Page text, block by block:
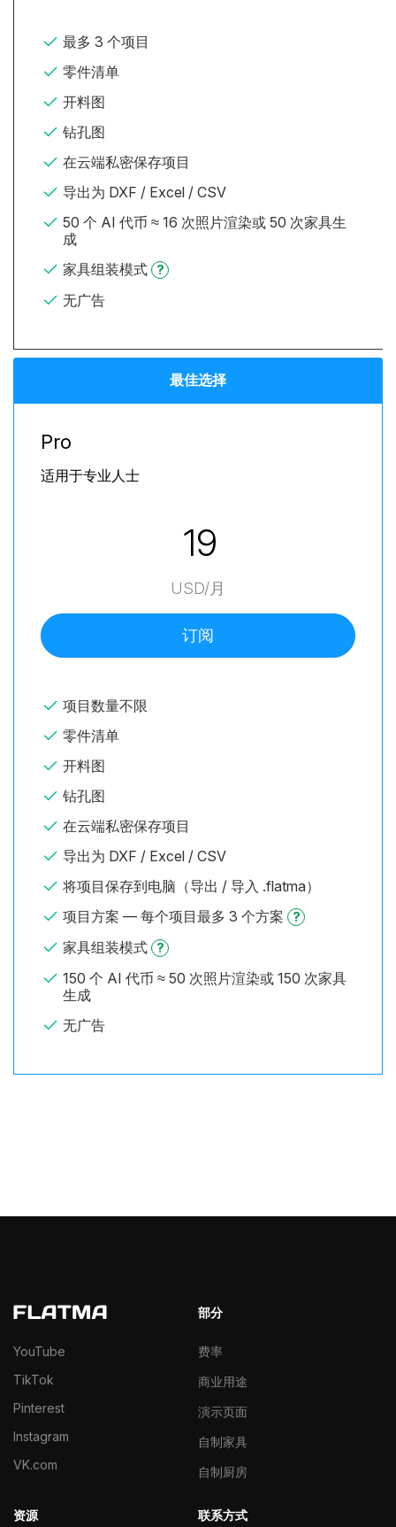
最多 3 个项目
零件清单
开料图
钻孔图
在云端私密保存项目
导出为 DXF / Excel / CSV
50 个 AI 代币 ≈ 16 次照片渲染或 50 次家具生
成
家具组装模式
?
无广告
最佳选择
Pro
适用于专业人士
19
USD/月
订阅
项目数量不限
零件清单
开料图
钻孔图
在云端私密保存项目
导出为 DXF / Excel / CSV
将项目保存到电脑（导出 / 导入 .flatma）
项目方案 — 每个项目最多 3 个方案
?
家具组装模式 ?
150 个 AI 代币 ≈ 50 次照片渲染或 150 次家具
生成
无广告
YouTube
TikTok
Pinterest
Instagram
VK.com
部分
费率
商业用途
演示页面
自制家具
自制厨房
资源 联系方式